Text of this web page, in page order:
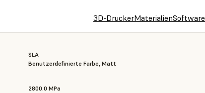
3D-DruckerMaterialienSoftware
SLA
Benutzerdefinierte Farbe, Matt
2800.0 MPa